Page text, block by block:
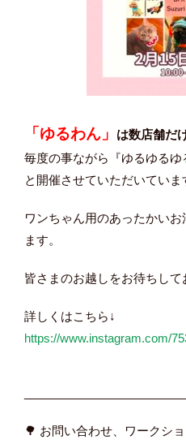
「ゆるわん」
は数店舗だ
毎度の事ながら『ゆるゆるゆ
と開催させていただいていま
ワンちゃん用のあったかい
ます。
皆さまのお越しをお待ちして
詳しくはこちら↓
https://www.instagram.com/
🌳 お問い合わせ、ワークシ